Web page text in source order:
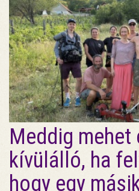
Meddig mehet
kívülálló, ha
hogy egy